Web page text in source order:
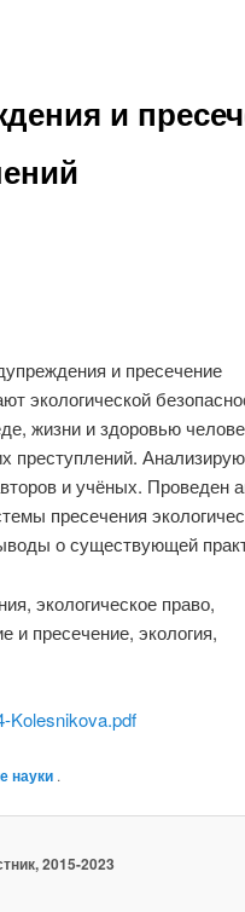
и
и пресечение
экологической
жизни и здоровью
преступлений.
и учёных. Проведен
пресечения
о существующей
экологическое право,
и пресечение, экология,
Kolesnikova.pdf
науки.
2015-2023